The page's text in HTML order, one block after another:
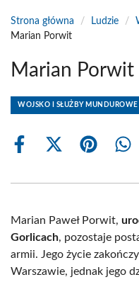
Strona główna / Ludzie /
Marian Porwit
Marian Porwit
WOJSKO I SŁUŻBY MUNDUROWE
Share
Share
(Twitter)
Share
Marian Paweł Porwit,
Gorlicach, pozostaje
armii. Jego życie
Warszawie, jednak jego